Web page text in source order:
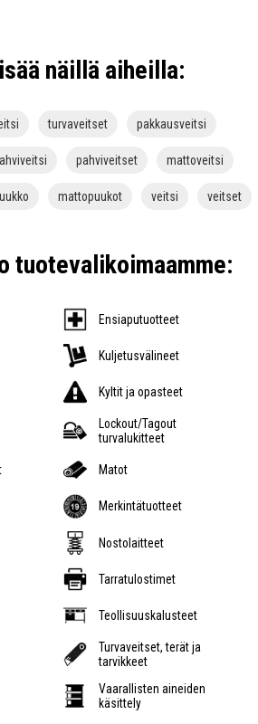
näillä aiheilla:
turvaveitset pakkausveitsi
pahviveitset mattoveitsi
mattopuukot veitsi veitset
tuotevalikoimaamme:
Ensiaputuotteet
Kuljetusvälineet
Kyltit ja opasteet
Lockout/Tagout
turvalukitteet
Matot
Merkintätuotteet
Nostolaitteet
Tarratulostimet
Teollisuuskalusteet
Turvaveitset, terät ja
tarvikkeet
Vaarallisten aineiden
käsittely